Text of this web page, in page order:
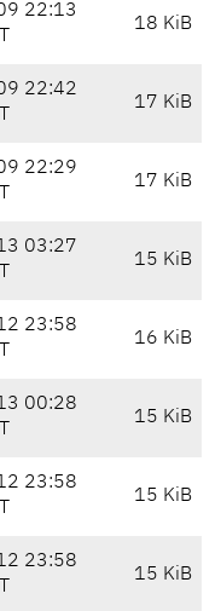
22:13
18 KiB
22:42
17 KiB
22:29
17 KiB
03:27
15 KiB
23:58
16 KiB
00:28
15 KiB
23:58
15 KiB
23:58
15 KiB